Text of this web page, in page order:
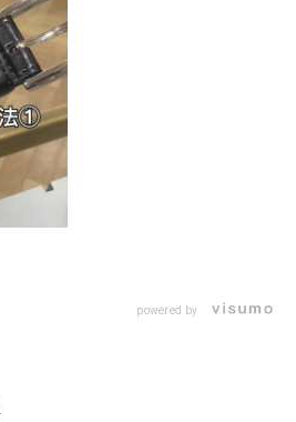
powered by